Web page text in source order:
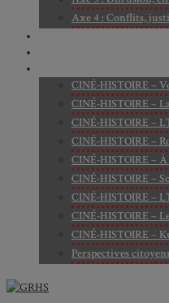
Axe 4 : Conflits,
CINÉ-HISTOIRE –
CINÉ-HISTOIRE –
CINÉ-HISTOIRE –
CINÉ-HISTOIRE –
CINÉ-HISTOIRE – À
CINÉ-HISTOIRE –
CINÉ-HISTOIRE –
CINÉ-HISTOIRE –
CINÉ-HISTOIRE –
Perspectives